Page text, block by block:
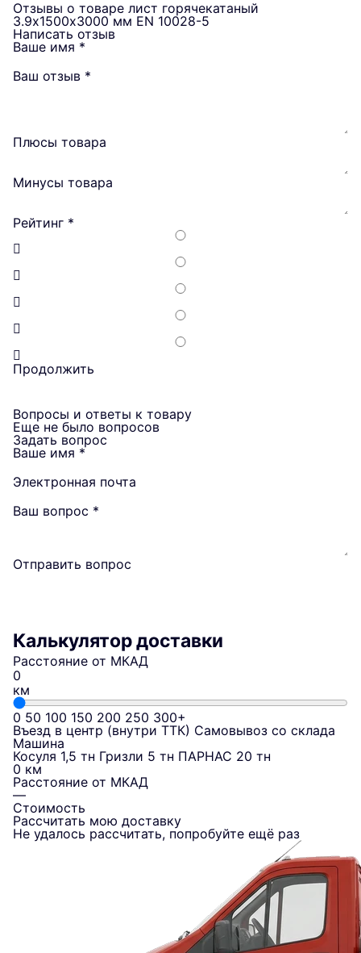
Отзывы о товаре лист горячекатаный
3.9х1500х3000 мм EN 10028-5
Написать отзыв
Ваше имя *
Ваш отзыв *
Плюсы товара
Минусы товара
Рейтинг *
Продолжить
Вопросы и ответы к товару
Еще не было вопросов
Задать вопрос
Ваше имя *
Электронная почта
Ваш вопрос *
Отправить вопрос
Калькулятор доставки
Расстояние от МКАД
км
0 50 100 150 200 250 300+
Въезд в центр (внутри ТТК) Самовывоз со склада
Машина
Косуля 1,5 тн Гризли 5 тн ПАРНАС 20 тн
0 км
Расстояние от МКАД
—
Стоимость
Рассчитать мою доставку
Не удалось рассчитать, попробуйте ещё раз